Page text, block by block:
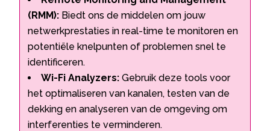
(RMM): Biedt ons de middelen om jouw
netwerkprestaties in real-time te monitoren en
potentiële knelpunten of problemen snel te
identificeren.
Wi-Fi Analyzers: Gebruik deze tools voor
het optimaliseren van kanalen, testen van de
dekking en analyseren van de omgeving om
interferenties te verminderen.